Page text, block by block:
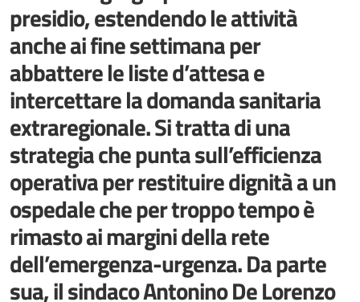
presidio, estendendo le attività
anche ai fine settimana per
abbattere le liste d’attesa e
intercettare la domanda sanitaria
extraregionale. Si tratta di una
strategia che punta sull’efficienza
operativa per restituire dignità a un
ospedale che per troppo tempo è
rimasto ai margini della rete
dell’emergenza-urgenza. Da parte
sua, il sindaco Antonino De Lorenzo